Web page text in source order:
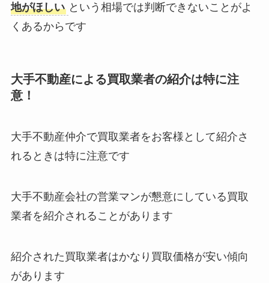
地がほしい という相場では判断できないことがよ
くあるからです
大手不動産による買取業者の紹介は特に注
意！
大手不動産仲介で買取業者をお客様として紹介さ
れるときは特に注意です
大手不動産会社の営業マンが懇意にしている買取
業者を紹介されることがあります
紹介された買取業者はかなり買取価格が安い傾向
があります